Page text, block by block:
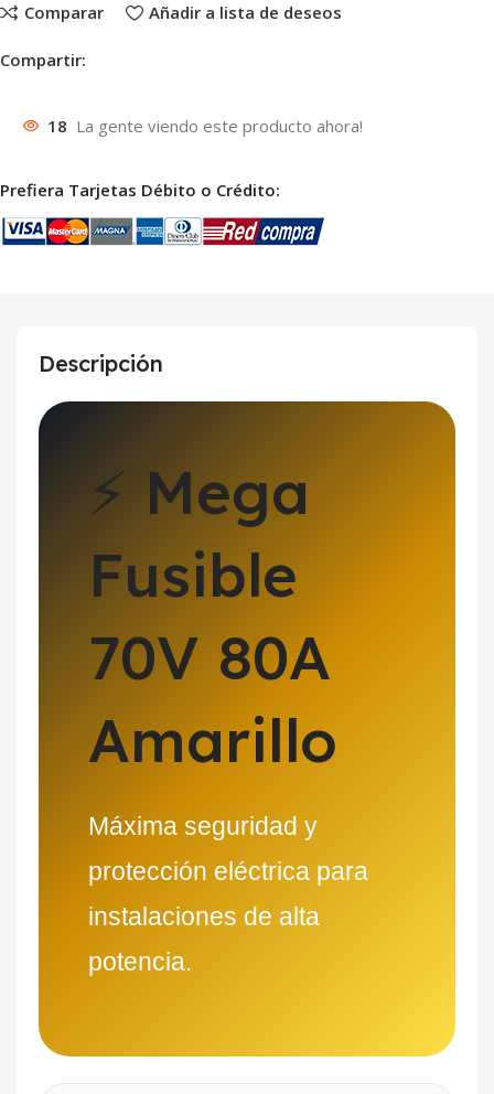
Comparar Añadir a lista de deseos
Compartir:
18 La gente viendo este producto ahora!
Prefiera Tarjetas Débito o Crédito:
Descripción
⚡ Mega
Fusible
70V 80A
Amarillo
Máxima seguridad y
protección eléctrica para
instalaciones de alta
potencia.